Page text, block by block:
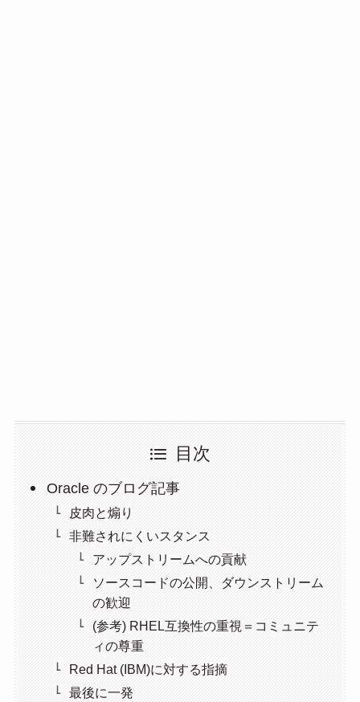
目次
Oracle のブログ記事
皮肉と煽り
非難されにくいスタンス
アップストリームへの貢献
ソースコードの公開、ダウンストリーム
の歓迎
(参考) RHEL互換性の重視＝コミュニテ
ィの尊重
Red Hat (IBM)に対する指摘
最後に一発